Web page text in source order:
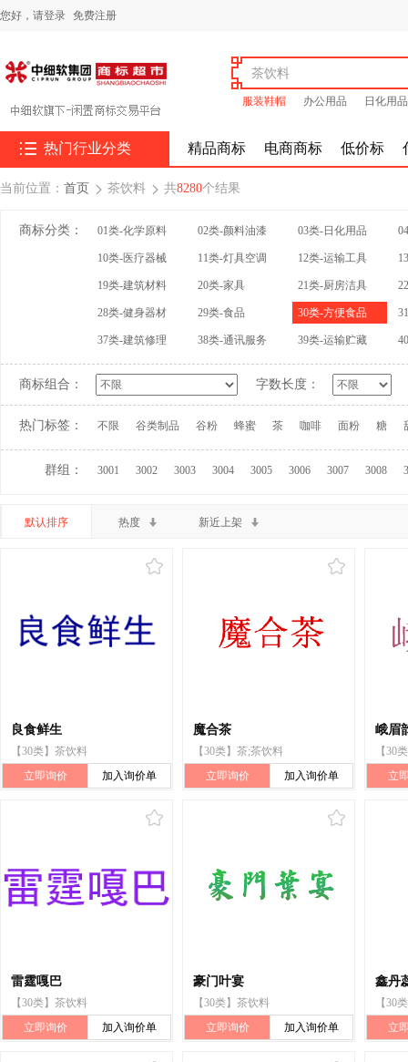
您好， 请登录 免费注册
服装鞋帽 办公用品 日化用品
 热门行业分类 精品商标 电商商标 低价标
当前位置： 首页  茶饮料  共8280个结果
商标分类： 01类-化学原料 02类-颜料油漆 03类-日化用品
10类-医疗器械 11类-灯具空调 12类-运输工具
19类-建筑材料 20类-家具 21类-厨房洁具
28类-健身器材 29类-食品 30类-方便食品
37类-建筑修理 38类-通讯服务 39类-运输贮藏
商标组合： 字数长度：
热门标签： 不限 谷类制品 谷粉 蜂蜜 茶 咖啡 面粉 糖
群组： 3001 3002 3003 3004 3005 3006 3007 3008
默认排序 热度 新近上架
良食鲜生
【30类】茶饮料
立即询价
加入询价单
魔合茶
【30类】茶;茶饮料
立即询价
加入询价单
峨眉
【30
立
雷霆嘎巴
【30类】茶饮料
立即询价
加入询价单
豪门叶宴
【30类】茶饮料
立即询价
加入询价单
鑫丹
【30
立